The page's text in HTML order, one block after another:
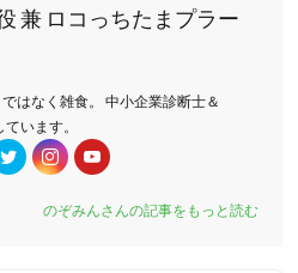
兼 ロコっちたまプラー
はなく雑食。 中小企業診断士＆
います。
のぞみんさんの記事をもっと読む